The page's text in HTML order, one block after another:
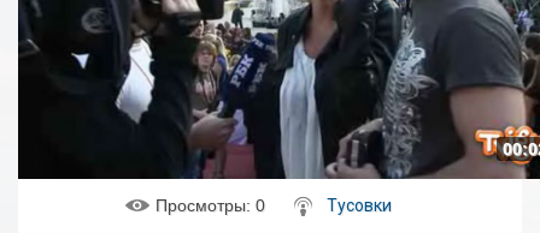
Просмотры: 0 Тусовки